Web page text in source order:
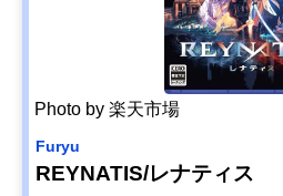
Photo by 楽天市場
Furyu
REYNATIS/レナティス